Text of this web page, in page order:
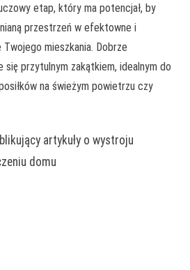
etap, który ma potencjał, by
przestrzeń w efektowne i
Twojego mieszkania. Dobrze
się przytulnym zakątkiem, idealnym do
na świeżym powietrzu czy
artykuły o wystroju
domu